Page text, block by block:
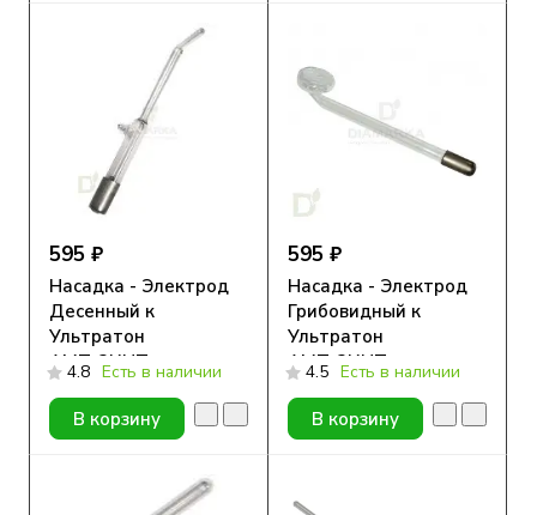
595 ₽
Насадка - Электрод
Десенный к
Ультратон
АМП-2ИНТ
4.8 Есть в наличии
В корзину
595 ₽
Насадка - Электрод
Грибовидный к
Ультратон
АМП-2ИНТ
4.5 Есть в наличии
В корзину